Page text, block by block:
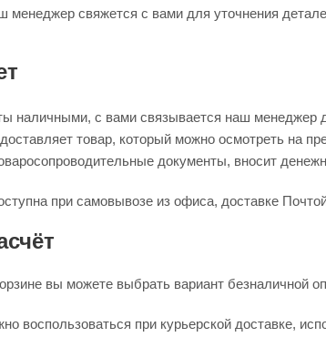
свяжется с вами для уточнения
наличными, с вами связывается наш менеджер
товар, который можно осмотреть на
документы, вносит
при самовывозе из офиса, доставке
вы можете выбрать вариант
воспользоваться при курьерской доставке,